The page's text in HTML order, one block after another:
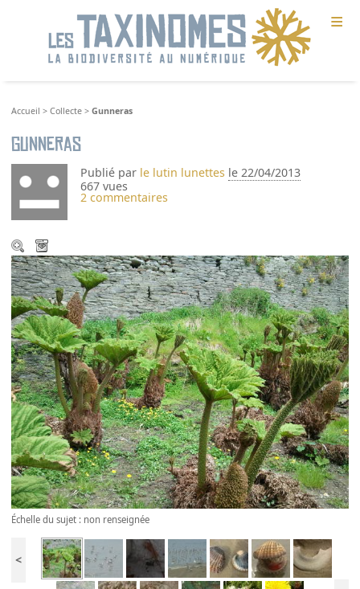
≡
Accueil >Collecte >Gunneras
Gunneras
Publié par le lutin lunettes le 22/04/2013
667 vues
2 commentaires
Échelle du sujet : non renseignée
<